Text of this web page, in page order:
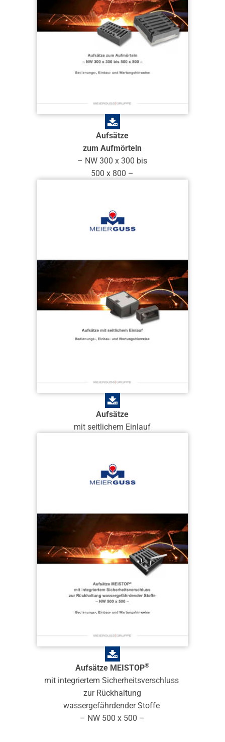
Aufsätze
zum Aufmörteln
– NW 300 x 300 bis
500 x 800 –
Aufsätze
mit seitlichem Einlauf
Aufsätze MEISTOP®
mit integriertem Sicherheitsverschluss
zur Rückhaltung
wassergefährdender Stoffe
– NW 500 x 500 –